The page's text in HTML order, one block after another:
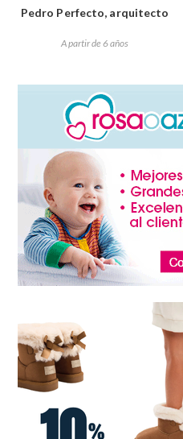
Pedro Perfecto, arquitecto
A partir de 6 años